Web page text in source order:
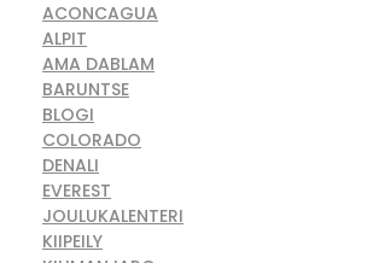
ACONCAGUA
ALPIT
AMA DABLAM
BARUNTSE
BLOGI
COLORADO
DENALI
EVEREST
JOULUKALENTERI
KIIPEILY